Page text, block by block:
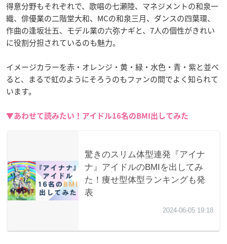
得意分野もそれぞれで、歌唱の七瀬陸、マネジメントの和泉一
織、俳優業の二階堂大和、MCの和泉三月、ダンスの四葉環、
作曲の逢坂壮五、モデル業の六弥ナギと、7人の個性がきれい
に役割分担されているのも魅力。
イメージカラーを赤・オレンジ・黄・緑・水色・青・紫と並べ
ると、まるで虹のようにそろうのもファンの間でよく知られて
います。
▼あわせて読みたい！アイドル16名のBMI出してみた